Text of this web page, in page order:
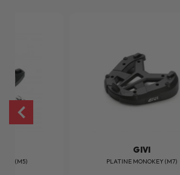
(M5)
GIVI
PLATINE MONOKEY (M7)